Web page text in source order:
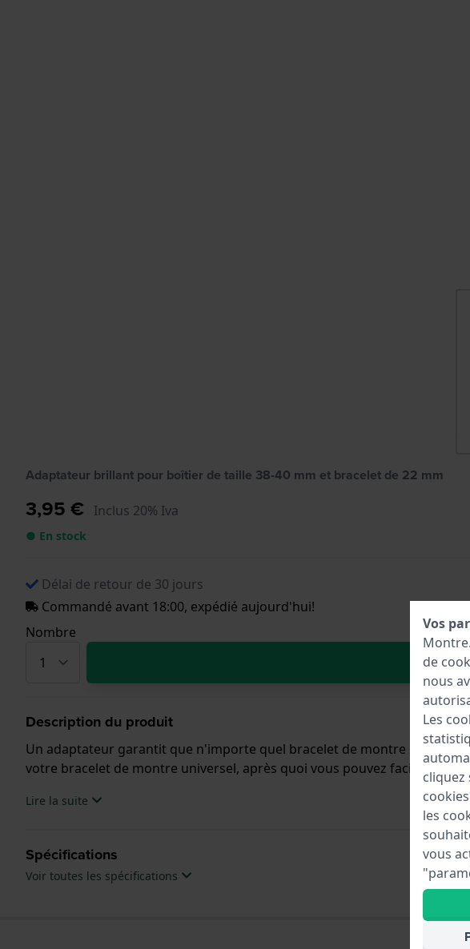
Adaptateur brillant pour boîtier de taille 38-40 mm et bracelet de 22 mm
3,95 € Inclus 20% Iva
● En stock
Délai de retour de 30 jours
Commandé avant 18:00, expédié aujourd'hui!
Nombre
Description du produit
Un adaptateur garantit que n'importe quel bracelet de montre
votre bracelet de montre universel, après quoi vous pouvez facilement le
Lire la suite
Spécifications
Voir toutes les spécifications
Vos
de
nous
Les
cliquez
les
vous